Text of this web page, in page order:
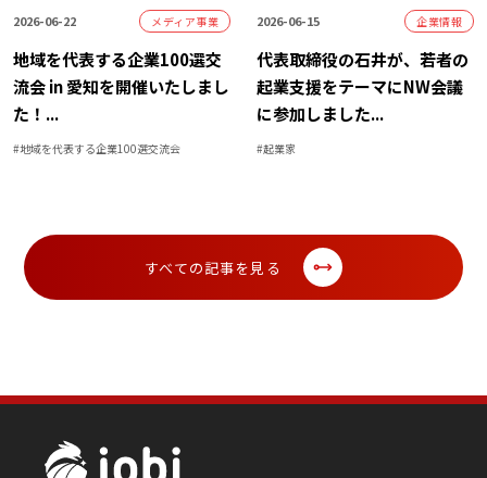
2026-06-22 メディア事業
地域を代表する企業100選交
流会 in 愛知を開催いたしまし
た！ ...
#地域を代表する企業100選交流会
2026-06-15 企業情報
代表取締役の石井が、若者の
起業支援をテーマにNW会議
に参加しました...
#起業家
すべての記事を見る